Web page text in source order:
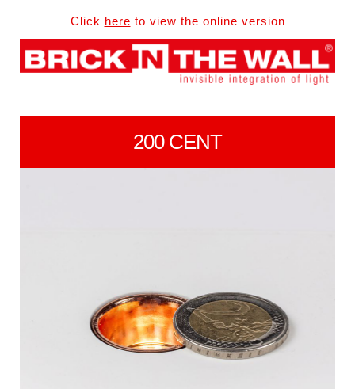
Click here to view the online version
200 CENT